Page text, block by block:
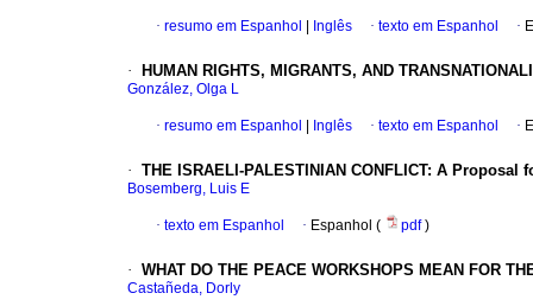
· resumo em Espanhol Inglês · texto em Espanhol ·
· HUMAN RIGHTS, MIGRANTS, AND
González, Olga L
· resumo em Espanhol Inglês · texto em Espanhol ·
· THE ISRAELI-PALESTINIAN CONFLICT: A Proposal
Bosemberg, Luis E
· texto em Espanhol · Espanhol ( pdf)
· WHAT DO THE PEACE WORKSHOPS MEAN FOR
Castañeda, Dorly